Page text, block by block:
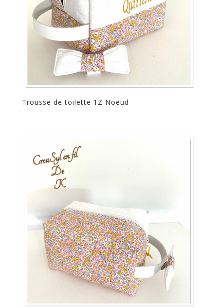
Trousse de toilette 1Z Noeud